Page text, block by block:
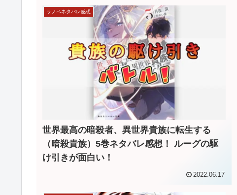
ラノベネタバレ感想
世界最高の暗殺者、異世界貴族に転生する
（暗殺貴族）5巻ネタバレ感想！ ルーグの駆
け引きが面白い！
2022.06.17